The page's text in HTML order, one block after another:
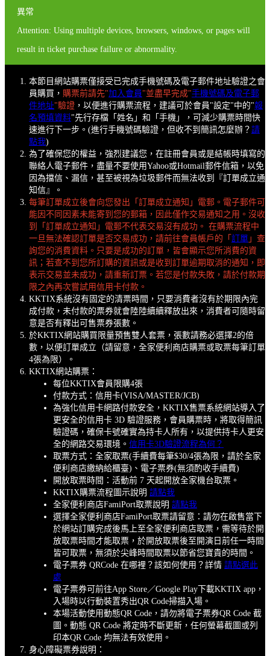
異常
Attention: Using multiple devices, browsers, windows, or pages will
result in ticket purchase failure or abnormality.
本節目網站購票僅接受已完成手機號碼及電子郵件地址驗證之會
員購買， 購票前請先"加入會員 "並盡早完成"手機號碼及電子郵
件地址"驗證 ，以便進行購票流程，建議可於會員"設定"中的"報
名預填資料"先行存檔「姓名」和「手機」，可減少購票時間快
速進行下一步。(進行手機號碼驗證，但收不到簡訊怎麼辦？ 請
點我)
為了確保您的權益，強烈建議您，在註冊會員或是結帳時填寫的
聯絡人電子郵件，盡量不要使用Yahoo或Hotmail郵件信箱，以免
因為擋信、漏信，甚至被視為垃圾郵件而無法收到『訂單成立通
知信』。
每筆訂單成立後會向您發出「訂單成立通知」電郵。電子郵件可
能因不同因素未能寄到您的郵箱，因此僅作交易通知之用。沒收
到「訂單成立通知」電郵不代表交易沒有成功。 在購票流程中
一旦無法確認訂單是否交易成功，請前往會員帳戶的「 訂單 」查
詢您的消費資料。只要是成功的訂單，皆會顯示您所消費的資
訊；若查不到您所訂購的資訊或是收到訂單逾期取消的通知，即
表示交易並未成功，請重新訂票。若您是付款失敗，請於付款期
限之內再次嘗試用信用卡付款。
KKTIX系統沒有固定的清票時間，只要消費者沒有於期限內完
成付款，未付款的票券就會陸陸續續釋放出來，消費者可隨時留
意是否有釋出可售票券張數。
於KKTIX網站購買限量預售雙人套票，張數請務必選擇2的倍
數，以便訂單成立（請留意，全家便利商店購票或取票每筆訂單
4張為限）。
KKTIX網站購票：
每位KKTIX會員限購4張
付款方式：信用卡(VISA/MASTER/JCB)
為強化信用卡網路付款安全，KKTIX售票系統網站導入了
更安全的信用卡 3D 驗證服務，會員購票時，將取得簡訊
驗證碼，確保卡號確實為持卡人所有，以提供持卡人更安
全的網路交易環境。 信用卡3D驗證流程為何？
取票方式：全家取票(手續費每筆$30/4張為限，請於全家
便利商店繳納給櫃臺)、電子票券(無須酌收手續費)
開放取票時間：活動前 7 天起開放全家機台取票。
KKTIX購票流程圖示說明 請點我
全家便利商店FamiPort取票說明 請點我
選擇全家便利商店FamiPort取票請留意：請勿在啟售當下
於網站訂購完成後馬上至全家便利商店取票，需等待於開
放取票時間才能取票，於開放取票後至開演日前任一時間
皆可取票，無須於尖峰時間取票以節省您寶貴的時間。
電子票券 QRCode 在哪裡？該如何使用？詳情 請點選此
處
電子票券可前往App Store／Google Play下載KKTIX app，
入場時以行動裝置秀出QR Code掃描入場。
本場活動使用動態QR Code，請勿將電子票券QR Code 截
圖。動態 QR Code 將定時不斷更新，任何螢幕截圖或列
印本QR Code 均無法有效使用。
身心障礙票券說明：